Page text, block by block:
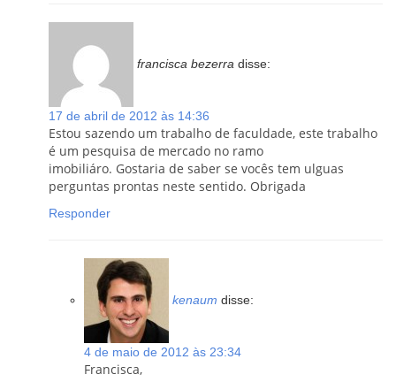
francisca bezerra disse:
17 de abril de 2012 às 14:36
Estou sazendo um trabalho de faculdade, este trabalho
é um pesquisa de mercado no ramo
imobiliáro. Gostaria de saber se vocês tem ulguas
perguntas prontas neste sentido. Obrigada
Responder
kenaum disse:
4 de maio de 2012 às 23:34
Francisca,